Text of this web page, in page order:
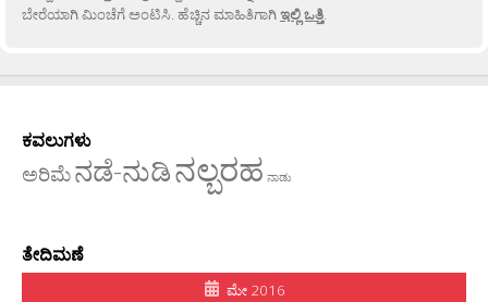
ಬೇರೆಯಾಗಿ ಮಿಂಚೆಗೆ ಅಂಟಿಸಿ. ಹೆಚ್ಚಿನ ಮಾಹಿತಿಗಾಗಿಇಲ್ಲಿ ಒತ್ತಿ.
ಕವಲುಗಳು
ಅರಿಮೆನಡೆ-ನುಡಿನಲ್ಬರಹ ನಾಡು
ತೇದಿಮಣೆ
ಮೇ 2016